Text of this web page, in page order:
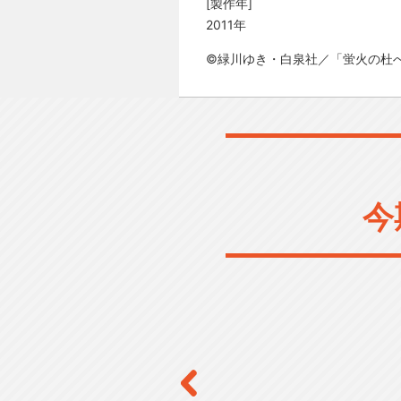
[製作年]
2011年
©緑川ゆき・白泉社／「蛍火の杜